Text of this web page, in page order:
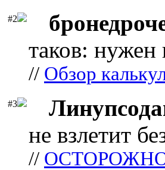
#2
таков:
// Обзор
#3
не взлетит
//